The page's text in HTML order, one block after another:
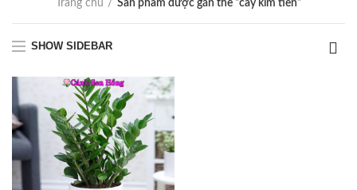
Trang chủ Sản phẩm được gắn thẻ “cây kim tiền”
SHOW SIDEBAR